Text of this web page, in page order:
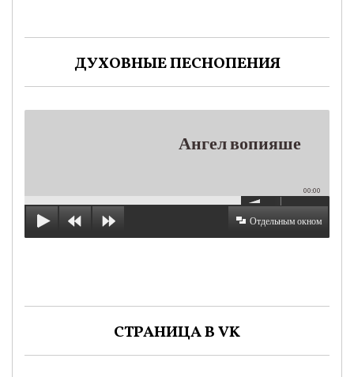
ДУХОВНЫЕ ПЕСНОПЕНИЯ
Ангел вопияше
00:00
Отдельным окном
СТРАНИЦА В VK